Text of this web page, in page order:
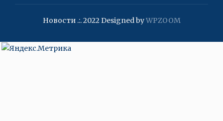
Новости .:. 2022Designed byWPZOOM